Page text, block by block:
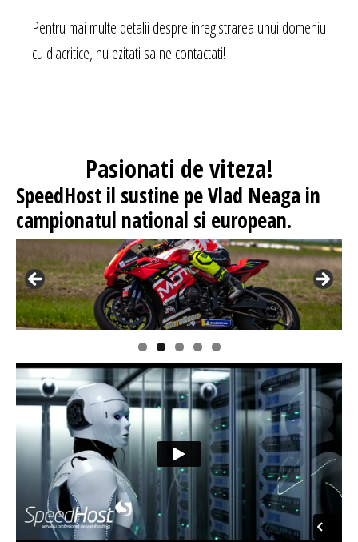
Pentru mai multe detalii despre inregistrarea unui domeniu
cu diacritice, nu ezitati sa ne contactati!
Pasionati de viteza!
SpeedHost il sustine pe Vlad Neaga in
campionatul national si european.